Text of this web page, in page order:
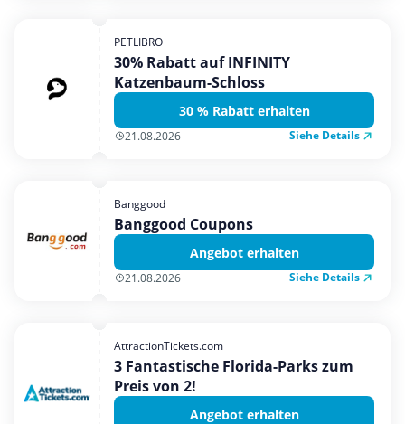
PETLIBRO
30% Rabatt auf INFINITY
Katzenbaum-Schloss
30 % Rabatt erhalten
21.08.2026 Siehe Details
Banggood
Banggood Coupons
Angebot erhalten
21.08.2026 Siehe Details
AttractionTickets.com
3 Fantastische Florida-Parks zum
Preis von 2!
Angebot erhalten